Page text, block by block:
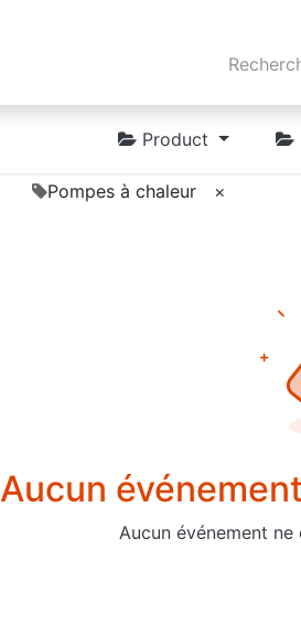
Product
Pompes à chaleur ×
Aucun
Aucun événement